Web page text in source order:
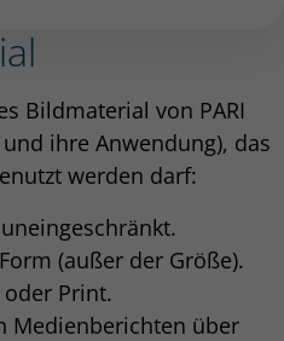
Bildmaterial von PARI
ihre Anwendung), das
werden darf:
(außer der Größe).
Print.
Medienberichten über